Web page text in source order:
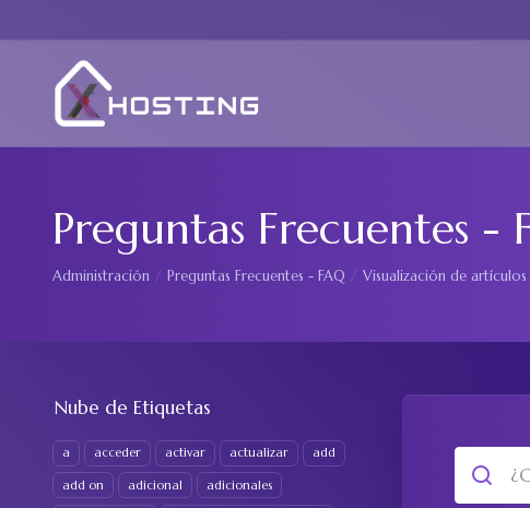
Preguntas Frecuentes -
Administración Preguntas Frecuentes - FAQ Visualización de
Nube de Etiquetas
a acceder activar actualizar add
add on adicional adicionales